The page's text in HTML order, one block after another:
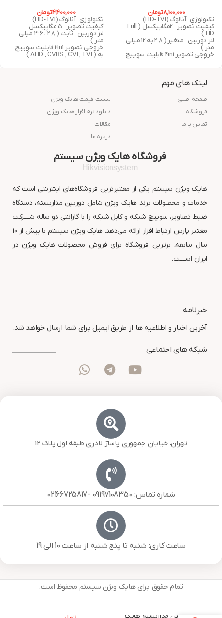
8,100,000تومان
تکنولوژی : آنالوگ (HD-TVI)
کیفیت تصویر : 2مگاپیکسل ( Full
HD )
لنز دوربین : متغیر ( 2.8 به 12 میلی
متر )
خروجی تصویر 4in1 قابلیت سوییچ
به ( AHD , CVBS , CVI , TVI )
دید در شب : 40 متر مربع
گارانتی : 24 ماه شرکت پارس ارتباط
افزار
4,400,000تومان
تکنولوژی : آنالوگ (HD-TVI)
کیفیت تصویر : 5 مگاپیکسل
لنز دوربین : ثابت ( 2.8 ، 3.6 میلی
متر )
خروجی تصویر 4in1 قابلیت سوییچ
به ( AHD , CVBS , CVI , TVI )
دید در شب : 25 متر مربع
استاندارد : IP67
لینک های مهم
صفحه اصلی
فروشگاه
تماس با ما
لیست قیمت هایک ویژن
دانلود نرم افزار هایک ویژن
مقالات
درباره ما
فروشگاه هایک ویژن سیستم
Hikvisionsystem
هایک ویژن سیستم یکی از معتبرترین فروشگاه‌های اینترنتی است که
خدمات و محصولات برند هایک ویژن شامل دوربین مداربسته، دستگاه
ضبط تصاویر، سوییچ شبکه و کابل شبکه را با گارانتی دو ساله شــــرکت
معتبر پارس ارتباط افزار ارائه می‌دهد. هایک ویژن سیستم با بیش از 10
سال سابقه، برترین فروشگاه برای فروش محصولات هایک ویژن در
ایران اســــت.
خبرنامه
آخرین اخبار و اطلاعیه ها از طریق ایمیل برای شما ارسال خواهد شد.
شبکه های اجتماعی
تهران، خیابان جمهوری پاساژ نادری طبقه اول پلاک 12
شماره تماس: 09197108350 -02166725817
ساعت کاری: شنبه تا پنج شنبه از ساعت 10 الی 19
تمام حقوق برای هایک ویژن سیستم محفوظ است.
دوربین مداربسته هایک